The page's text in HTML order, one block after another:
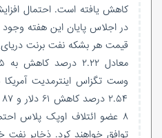
کاهش یافته است. احتمال
در اجلاس پایان این هفته وجود
۲.۵۴ درصد کاهش ۶۱ دلار و ۸۷ سنت معامله می‌شود.
۸ عضو ائتلاف اوپک پلاس